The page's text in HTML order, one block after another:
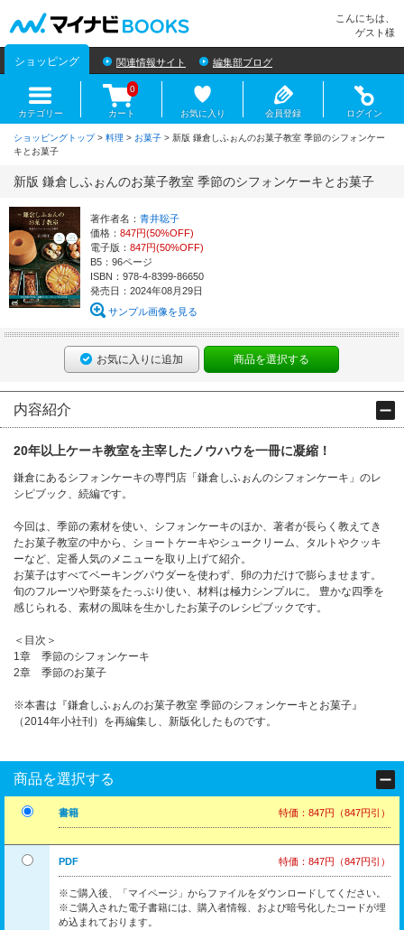
こんにちは、
ゲスト様
ショッピング 関連情報サイト 編集部ブログ
カテゴリー カート
0
お気に入り 会員登録 ログイン
ショッピングトップ> 料理 > お菓子 > 新版 鎌倉しふぉんのお菓子教室 季節のシフォンケー
キとお菓子
新版 鎌倉しふぉんのお菓子教室 季節のシフォンケーキとお菓子
著作者名： 青井聡子
価格： 847円(50%OFF)
電子版： 847円(50%OFF)
B5：96ページ
ISBN：978-4-8399-86650
発売日：2024年08月29日
サンプル画像を見る
お気に入りに追加 商品を選択する
内容紹介
20年以上ケーキ教室を主宰したノウハウを一冊に凝縮！
鎌倉にあるシフォンケーキの専門店「鎌倉しふぉんのシフォンケーキ」のレ
シピブック、続編です。
今回は、季節の素材を使い、シフォンケーキのほか、著者が長らく教えてき
たお菓子教室の中から、ショートケーキやシュークリーム、タルトやクッキ
ーなど、定番人気のメニューを取り上げて紹介。
お菓子はすべてベーキングパウダーを使わず、卵の力だけで膨らませます。
旬のフルーツや野菜をたっぷり使い、材料は極力シンプルに。 豊かな四季を
感じられる、素材の風味を生かしたお菓子のレシピブックです。
＜目次＞
1章 季節のシフォンケーキ
2章 季節のお菓子
※本書は『鎌倉しふぉんのお菓子教室 季節のシフォンケーキとお菓子』
（2014年小社刊）を再編集し、新版化したものです。
商品を選択する
書籍 特価：847円（847円引）
PDF 特価：847円（847円引）
※ご購入後、「マイページ」からファイルをダウンロードしてください。
※ご購入された電子書籍には、購入者情報、および暗号化したコードが埋
め込まれております。